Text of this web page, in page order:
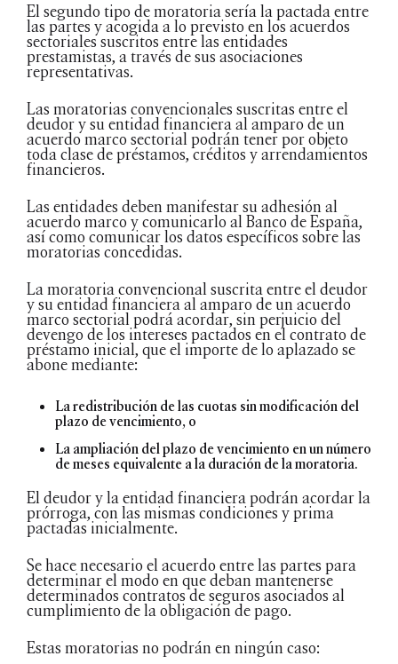
El segundo tipo de moratoria sería la pactada entre
las partes y acogida a lo previsto en los acuerdos
sectoriales suscritos entre las entidades
prestamistas, a través de sus asociaciones
representativas.
Las moratorias convencionales suscritas entre el
deudor y su entidad financiera al amparo de un
acuerdo marco sectorial podrán tener por objeto
toda clase de préstamos, créditos y arrendamientos
financieros.
Las entidades deben manifestar su adhesión al
acuerdo marco y comunicarlo al Banco de España,
así como comunicar los datos específicos sobre las
moratorias concedidas.
La moratoria convencional suscrita entre el deudor
y su entidad financiera al amparo de un acuerdo
marco sectorial podrá acordar, sin perjuicio del
devengo de los intereses pactados en el contrato de
préstamo inicial, que el importe de lo aplazado se
abone mediante:
La redistribución de las cuotas sin modificación del
plazo de vencimiento, o
La ampliación del plazo de vencimiento en un número
de meses equivalente a la duración de la moratoria.
El deudor y la entidad financiera podrán acordar la
prórroga, con las mismas condiciones y prima
pactadas inicialmente.
Se hace necesario el acuerdo entre las partes para
determinar el modo en que deban mantenerse
determinados contratos de seguros asociados al
cumplimiento de la obligación de pago.
Estas moratorias no podrán en ningún caso: